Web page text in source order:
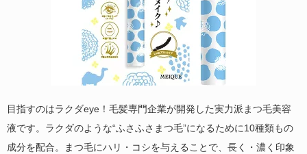
目指すのはラクダeye！毛髪専門企業が開発した実力派まつ毛美容
液です。ラクダのような“ふさふさまつ毛”になるために10種類もの
成分を配合。まつ毛にハリ・コシを与えることで、長く・濃く印象